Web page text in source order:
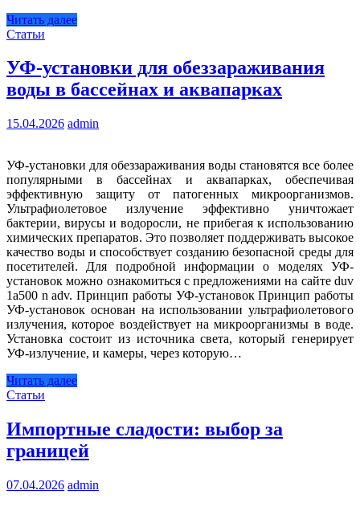
Читать далее
Статьи
УФ-установки для обеззараживания
воды в бассейнах и аквапарках
15.04.2026 admin
УФ-установки для обеззараживания воды становятся все более
популярными в бассейнах и аквапарках, обеспечивая
эффективную защиту от патогенных микроорганизмов.
Ультрафиолетовое излучение эффективно уничтожает
бактерии, вирусы и водоросли, не прибегая к использованию
химических препаратов. Это позволяет поддерживать высокое
качество воды и способствует созданию безопасной среды для
посетителей. Для подробной информации о моделях УФ-
установок можно ознакомиться с предложениями на сайте duv
1a500 n adv. Принцип работы УФ-установок Принцип работы
УФ-установок основан на использовании ультрафиолетового
излучения, которое воздействует на микроорганизмы в воде.
Установка состоит из источника света, который генерирует
УФ-излучение, и камеры, через которую…
Читать далее
Статьи
Импортные сладости: выбор за
границей
07.04.2026 admin